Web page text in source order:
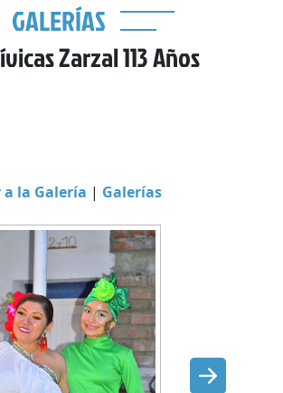
GALERÍAS
Zarzal 113 Años
a la Galería | Galerías